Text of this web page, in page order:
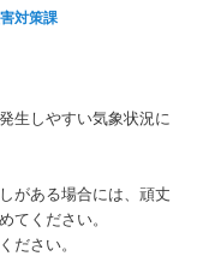
対策課
生しやすい気象状況に
がある場合には、頑丈
てください。
ださい。